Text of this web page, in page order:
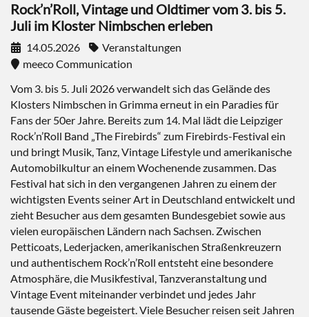
Rock’n’Roll, Vintage und Oldtimer vom 3. bis 5.
Juli im Kloster Nimbschen erleben
14.05.2026
Veranstaltungen
meeco Communication
Vom 3. bis 5. Juli 2026 verwandelt sich das Gelände des
Klosters Nimbschen in Grimma erneut in ein Paradies für
Fans der 50er Jahre. Bereits zum 14. Mal lädt die Leipziger
Rock’n’Roll Band „The Firebirds“ zum Firebirds-Festival ein
und bringt Musik, Tanz, Vintage Lifestyle und amerikanische
Automobilkultur an einem Wochenende zusammen. Das
Festival hat sich in den vergangenen Jahren zu einem der
wichtigsten Events seiner Art in Deutschland entwickelt und
zieht Besucher aus dem gesamten Bundesgebiet sowie aus
vielen europäischen Ländern nach Sachsen. Zwischen
Petticoats, Lederjacken, amerikanischen Straßenkreuzern
und authentischem Rock’n’Roll entsteht eine besondere
Atmosphäre, die Musikfestival, Tanzveranstaltung und
Vintage Event miteinander verbindet und jedes Jahr
tausende Gäste begeistert. Viele Besucher reisen seit Jahren